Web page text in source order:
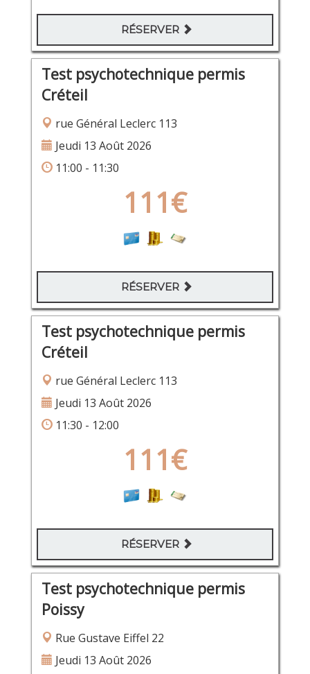
RÉSERVER
Test psychotechnique permis
Créteil
rue Général Leclerc 113
Jeudi 13 Août 2026
11:00 - 11:30
111€
RÉSERVER
Test psychotechnique permis
Créteil
rue Général Leclerc 113
Jeudi 13 Août 2026
11:30 - 12:00
111€
RÉSERVER
Test psychotechnique permis
Poissy
Rue Gustave Eiffel 22
Jeudi 13 Août 2026